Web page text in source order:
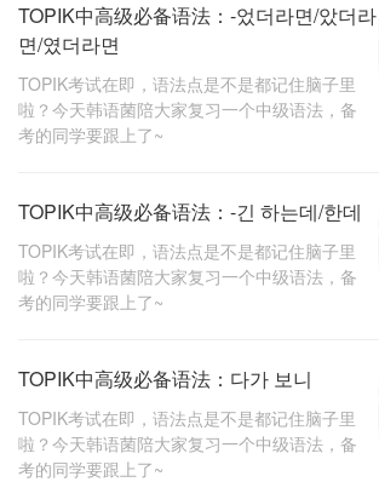
TOPIK中高级必备语法：-었더라면/았더라
면/였더라면
TOPIK考试在即，语法点是不是都记住脑子里
啦？今天韩语菌陪大家复习一个中级语法，备
考的同学要跟上了~
TOPIK中高级必备语法：-긴 하는데/한데
TOPIK考试在即，语法点是不是都记住脑子里
啦？今天韩语菌陪大家复习一个中级语法，备
考的同学要跟上了~
TOPIK中高级必备语法：다가 보니
TOPIK考试在即，语法点是不是都记住脑子里
啦？今天韩语菌陪大家复习一个中级语法，备
考的同学要跟上了~